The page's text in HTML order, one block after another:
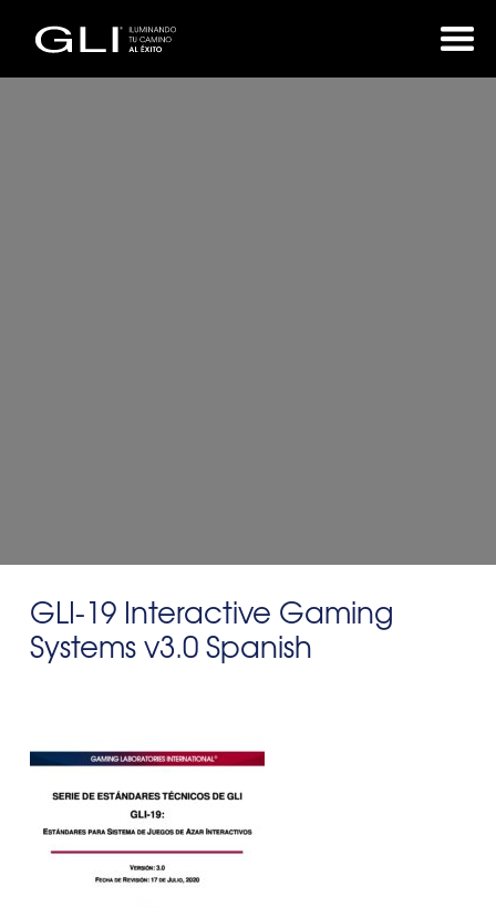
GLI-19 Interactive Gaming
Systems v3.0 Spanish